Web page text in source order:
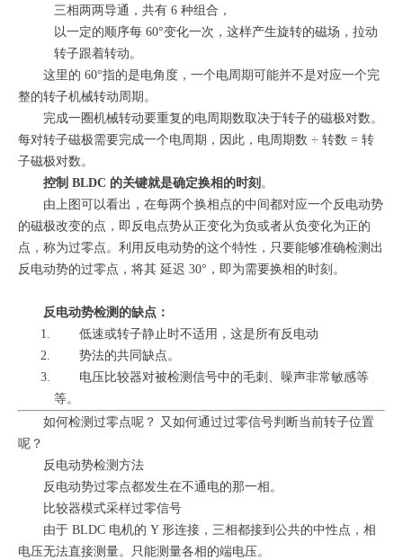
三相两两导通，共有 6 种组合，
以一定的顺序每 60°变化一次，这样产生旋转的磁场，拉动
转子跟着转动。
这里的 60°指的是电角度，一个电周期可能并不是对应一个完
整的转子机械转动周期。
完成一圈机械转动要重复的电周期数取决于转子的磁极对数。
每对转子磁极需要完成一个电周期，因此，电周期数 ÷ 转数 = 转
子磁极对数。
控制 BLDC 的关键就是确定换相的时刻 。
由上图可以看出，在每两个换相点的中间都对应一个反电动势
的磁极改变的点，即反电点势从正变化为负或者从负变化为正的
点，称为过零点。利用反电动势的这个特性，只要能够准确检测出
反电动势的过零点，将其 延迟 30°，即为需要换相的时刻。
反电动势检测的缺点：
低速或转子静止时不适用，这是所有反电动
势法的共同缺点。
电压比较器对被检测信号中的毛刺、噪声非常敏感等
等。
如何检测过零点呢？ 又如何通过过零信号判断当前转子位置
呢？
反电动势检测方法
反电动势过零点都发生在不通电的那一相。
比较器模式采样过零信号
由于 BLDC 电机的 Y 形连接，三相都接到公共的中性点，相
电压无法直接测量。只能测量各相的端电压。